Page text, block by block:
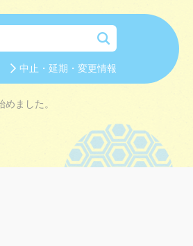
中止・延期・変更情報
ました。